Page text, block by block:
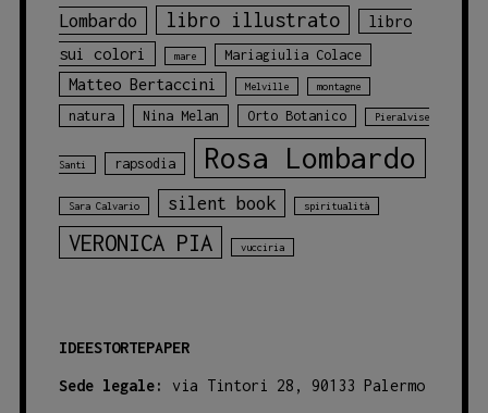
Lombardo
libro illustrato
libro
sui colori
mare Mariagiulia Colace
Matteo Bertaccini Melville montagne
natura Nina Melan Orto Botanico Pieralvise
Santi rapsodia Rosa Lombardo
Sara Calvario silent book spiritualità
VERONICA PIA vucciria
IDEESTORTEPAPER
Sede legale: via Tintori 28, 90133 Palermo